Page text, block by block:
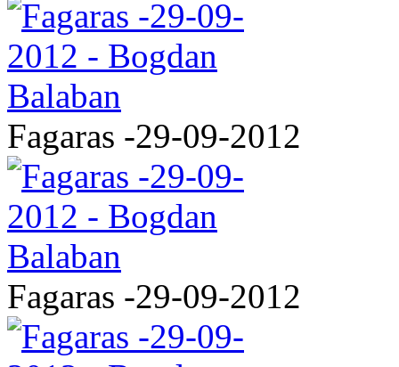
Fagaras -29-09-2012
Fagaras -29-09-2012